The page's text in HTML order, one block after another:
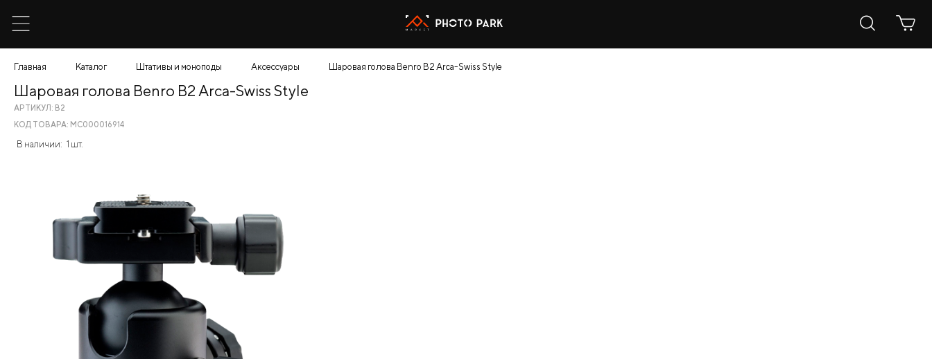
Главная Каталог Штативы и моноподы Аксессуары Шаровая голова Benro B2 Arca-Swiss Style
Шаровая голова Benro B2 Arca-Swiss Style
АРТИКУЛ: B2
КОД ТОВАРА: МС000016914
В наличии: 1 шт.